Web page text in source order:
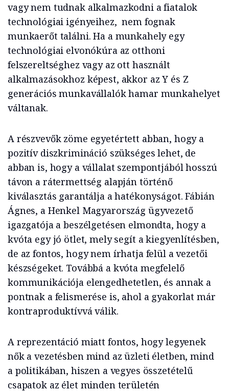
vagy nem tudnak alkalmazkodni a fiatalok
technológiai igényeihez, nem fognak
munkaerőt találni. Ha a munkahely egy
technológiai elvonókúra az otthoni
felszereltséghez vagy az ott használt
alkalmazásokhoz képest, akkor az Y és Z
generációs munkavállalók hamar munkahelyet
váltanak.
A részvevők zöme egyetértett abban, hogy a
pozitív diszkrimináció szükséges lehet, de
abban is, hogy a vállalat szempontjából hosszú
távon a rátermettség alapján történő
kiválasztás garantálja a hatékonyságot. Fábián
Ágnes, a Henkel Magyarország ügyvezető
igazgatója a beszélgetésen elmondta, hogy a
kvóta egy jó ötlet, mely segít a kiegyenlítésben,
de az fontos, hogy nem írhatja felül a vezetői
készségeket. Továbbá a kvóta megfelelő
kommunikációja elengedhetetlen, és annak a
pontnak a felismerése is, ahol a gyakorlat már
kontraproduktívvá válik.
A reprezentáció miatt fontos, hogy legyenek
nők a vezetésben mind az üzleti életben, mind
a politikában, hiszen a vegyes összetételű
csapatok az élet minden területén